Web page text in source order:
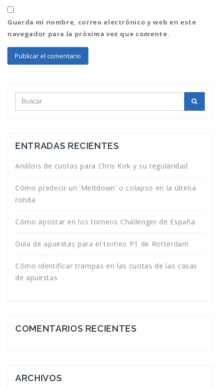
Guarda mi nombre, correo electrónico y web en este
navegador para la próxima vez que comente.
ENTRADAS RECIENTES
Análisis de cuotas para Chris Kirk y su regularidad
Cómo predecir un ‘Meltdown’ o colapso en la última
ronda
Cómo apostar en los torneos Challenger de España
Guía de apuestas para el torneo P1 de Rotterdam
Cómo identificar trampas en las cuotas de las casas
de apuestas
COMENTARIOS RECIENTES
ARCHIVOS